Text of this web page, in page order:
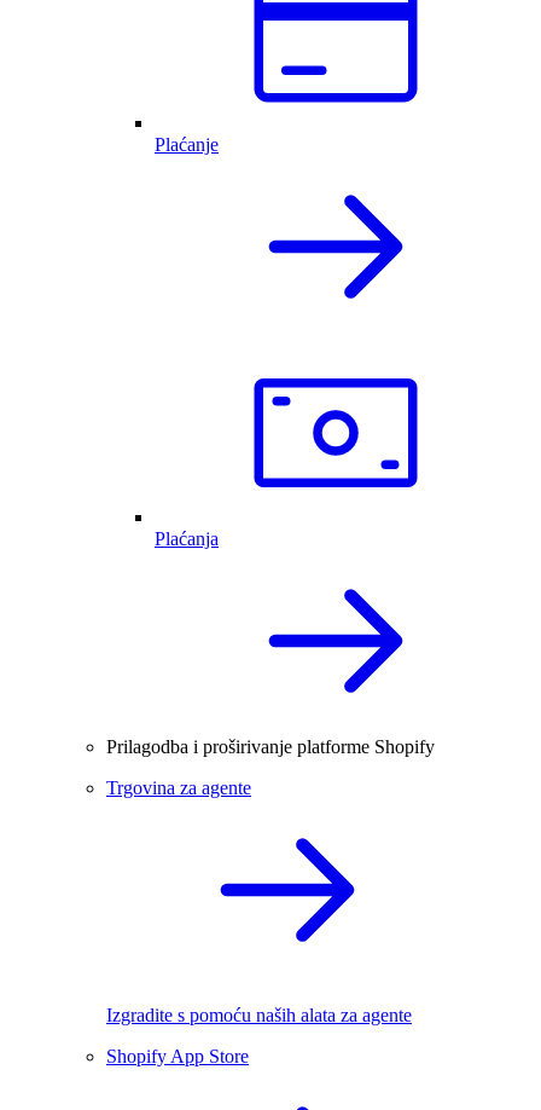
Plaćanje
Plaćanja
Prilagodba i proširivanje platforme Shopify
Trgovina za agente
Izgradite s pomoću naših alata za agente
Shopify App Store